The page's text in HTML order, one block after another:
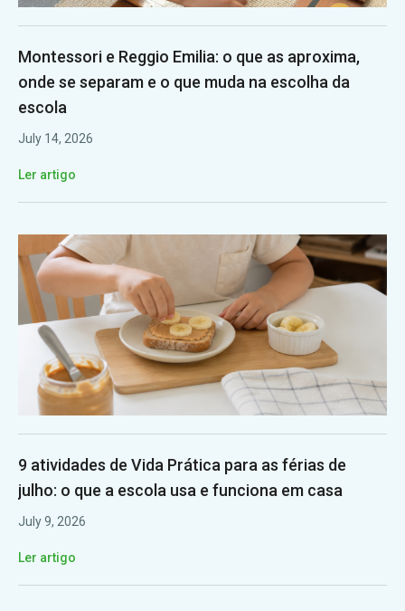
Montessori e Reggio Emilia: o que as aproxima,
onde se separam e o que muda na escolha da
escola
July 14, 2026
Ler artigo
9 atividades de Vida Prática para as férias de
julho: o que a escola usa e funciona em casa
July 9, 2026
Ler artigo